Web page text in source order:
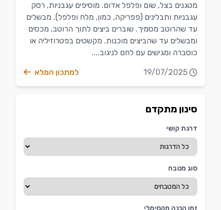
מטגנים בצל, שום ופלפל אדום. מוסיפים עגבניות, רסק
עגבניות ותבלינים (פפריקה, כמון, מלח ופלפל). מבשלים
עד שהרוטב מסמיך. שוברים ביצים לתוך הרוטב, מכסים
ומבשלים עד שהביצים מוכנות. מקשטים בפטרוזיליה או
כוסברה ומגישים עם לחם לניגוב....
19/07/2025 למתכון המלא
סינון מתקדם
דרגת קושי
סוג מטבח
זמן הכנה מקסימלי